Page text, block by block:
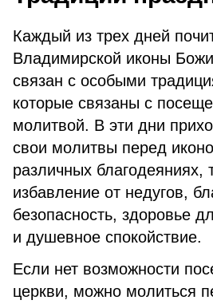
Каждый из трех дней
Владимирской иконы
связан с особыми
которые связаны с
молитвой. В эти дни
свои молитвы перед
различных благодеяниях,
избавление от недугов,
безопасность, здоровье
и душевное спокойствие.
Если нет возможности
церкви, можно молиться